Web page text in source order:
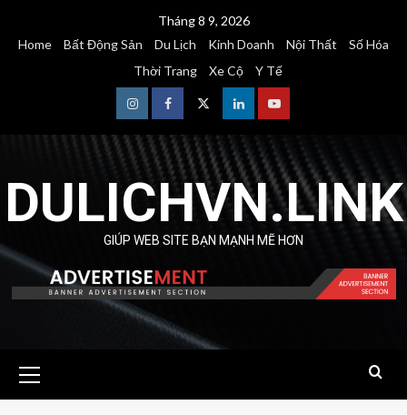
Tháng 8 9, 2026
Home
Bất Động Sản Du Lịch Kinh Doanh Nội Thất
Số Hóa
Thời Trang
Xe Cộ Y Tế
InstagramFacebookTwitterLinkedinYoutube
DULICHVN.LINK
GIÚP WEB SITE BẠN MẠNH MẼ HƠN
Menu